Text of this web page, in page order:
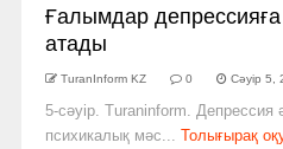
Ғалымдар депрессияға
атады
TuranInform KZ 0 Сәуір 5,
5-сәуір. Turaninform. Депрессия
психикалық мәс...
Толығырақ